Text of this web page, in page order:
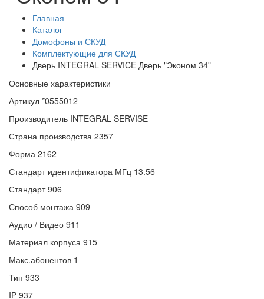
Главная
Каталог
Домофоны и СКУД
Комплектующие для СКУД
Дверь INTEGRAL SERVICE Дверь "Эконом 34"
Основные характеристики
Артикул *0555012
Производитель INTEGRAL SERVISE
Страна производства 2357
Форма 2162
Стандарт идентификатора МГц 13.56
Стандарт906
Способ монтажа 909
Аудио / Видео 911
Материал корпуса 915
Макс.абонентов 1
Тип 933
IP 937